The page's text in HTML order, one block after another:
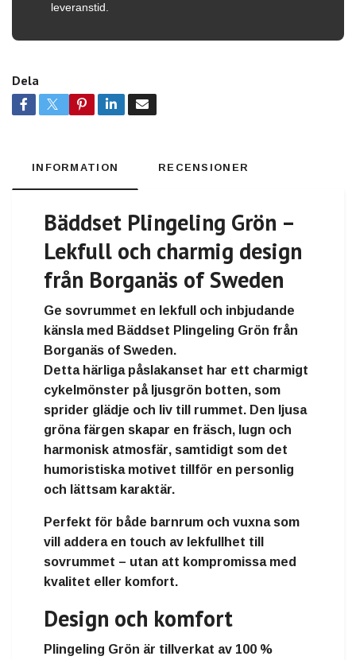
leveranstid.
Dela
INFORMATION RECENSIONER
Bäddset Plingeling Grön –
Lekfull och charmig design
från Borganäs of Sweden
Ge sovrummet en lekfull och inbjudande
känsla med Bäddset Plingeling Grön från
Borganäs of Sweden.
Detta härliga påslakanset har ett charmigt
cykelmönster på ljusgrön botten, som
sprider glädje och liv till rummet. Den ljusa
gröna färgen skapar en fräsch, lugn och
harmonisk atmosfär, samtidigt som det
humoristiska motivet tillför en personlig
och lättsam karaktär.
Perfekt för både barnrum och vuxnasom
vill addera en touch av lekfullhet till
sovrummet – utan att kompromissa med
kvalitet eller komfort.
Design och komfort
Plingeling Grön är tillverkat av 100 %